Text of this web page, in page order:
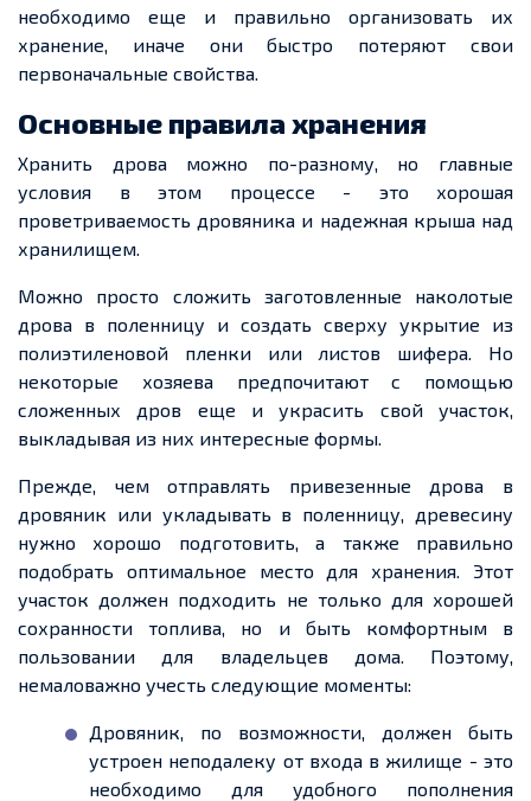
необходимо еще и правильно организовать их
хранение, иначе они быстро потеряют свои
первоначальные свойства.
Основные правила хранения
Хранить дрова можно по-разному, но главные
условия в этом процессе - это хорошая
проветриваемость дровяника и надежнаякрыша над
хранилищем.
Можно просто сложить заготовленные наколотые
дрова в поленницу и создать сверху укрытие из
полиэтиленовой пленкиили листов шифера. Но
некоторые хозяевапредпочитают с помощью
сложенных дров еще и украсить свой участок,
выкладывая из них интересные формы.
Прежде, чемотправлять привезенные дрова в
дровяник или укладывать в поленницу, древесину
нужно хорошо подготовить, а также правильно
подобрать оптимальное место для хранения. Этот
участок должен подходить не только для хорошей
сохранности топлива, но и быть комфортным в
пользовании для владельцев дома. Поэтому,
немаловажно учесть следующие моменты:
Дровяник, по возможности, должен быть
устроен неподалеку от входа в жилище - это
необходимо для удобного пополнения